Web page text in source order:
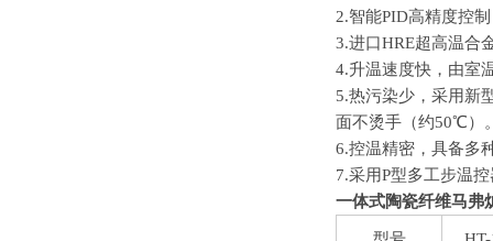
2.智能PID高精度控
3.进口HRE超高温合
4.升温速度快，由室
5.热污染少，采用新
面不烫手（约50℃）
6.控温精密，具备多
7.采用P型多工步温
一体式陶瓷纤维马弗